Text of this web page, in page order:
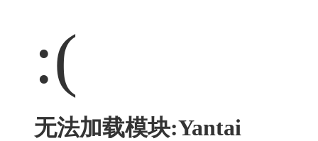
:(
无法加载模块:Yantai